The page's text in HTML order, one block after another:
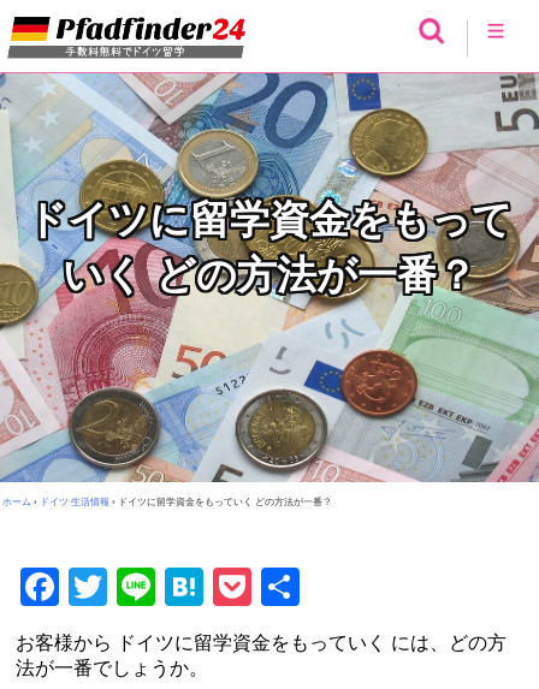
ドイツに留学資金をもって
いく どの方法が一番？
ホーム › ドイツ 生活情報 › ドイツに留学資金をもっていく どの方法が一番？
Facebook
Twitter
LineHatena
Pocket
有
お客様から ドイツに留学資金をもっていく には、どの方
法が一番でしょうか。